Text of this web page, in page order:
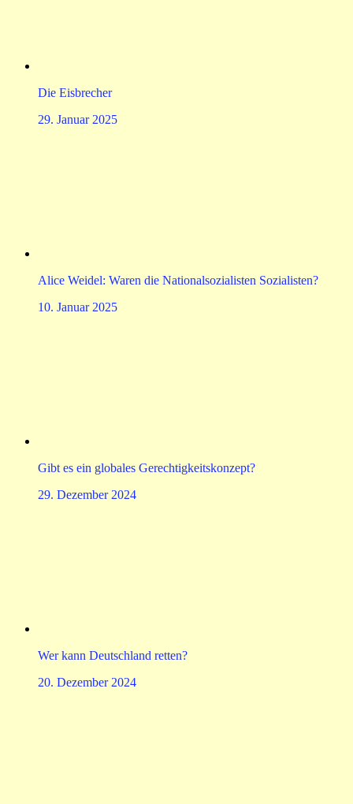
Die Eisbrecher
29. Januar 2025
Alice Weidel: Waren die Nationalsozialisten Sozialisten?
10. Januar 2025
Gibt es ein globales Gerechtigkeitskonzept?
29. Dezember 2024
Wer kann Deutschland retten?
20. Dezember 2024